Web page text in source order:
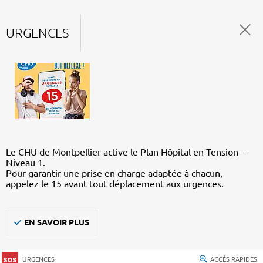
URGENCES
Le CHU de Montpellier active le Plan Hôpital en Tension –
Niveau 1.
Pour garantir une prise en charge adaptée à chacun,
appelez le 15 avant tout déplacement aux urgences.
EN SAVOIR PLUS
URGENCES ACCÈS RAPIDES